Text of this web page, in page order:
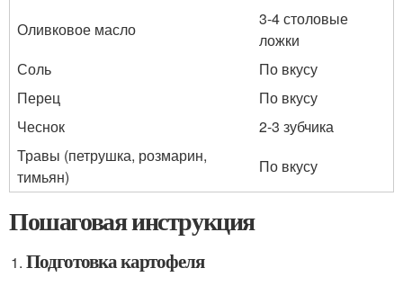
Оливковое масло
3-4 столовые
ложки
Соль
По вкусу
Перец
По вкусу
Чеснок
2-3 зубчика
Травы (петрушка, розмарин,
тимьян)
По вкусу
Пошаговая инструкция
Подготовка картофеля